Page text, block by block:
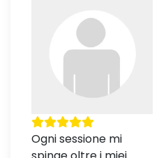
Ogni sessione mi